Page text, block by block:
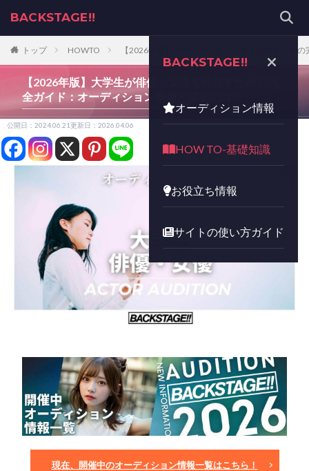
BACKSTAGE!!
BACKSTAGE!!
オーディション情報
HOW TO-基礎知識
お役立ち情報
サイトの使い方ガイド
トップ HOWTO 【2026年版】大学生が俳優・女優を目指すため
【2026年版】大学生が俳優・女優を目指すための完
全ガイド：オーディション準備と成功のコツ
公開日：2024.06.21更新日：2026.04.06
現在、開催中のオーディション情報一覧はこちら！